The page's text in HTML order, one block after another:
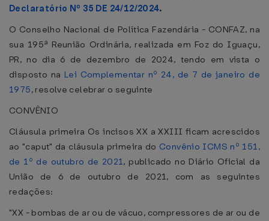
Declaratório Nº 35 DE 24/12/2024.
O Conselho Nacional de Política Fazendária - CONFAZ, na
sua 195ª Reunião Ordinária, realizada em Foz do Iguaçu,
PR, no dia 6 de dezembro de 2024, tendo em vista o
disposto na Lei Complementar nº 24, de 7 de janeiro de
1975, resolve celebrar o seguinte
CONVÊNIO
Cláusula primeira Os incisos XX a XXIII ficam acrescidos
ao "caput" da cláusula primeira do Convênio ICMS nº 151,
de 1º de outubro de 2021, publicado no Diário Oficial da
União de 6 de outubro de 2021, com as seguintes
redações:
"XX - bombas de ar ou de vácuo, compressores de ar ou de